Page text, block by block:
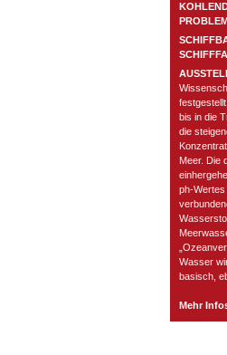
bis in die
die
Meer. Die
ph-Wertes
Wasser
basisch,
Mehr